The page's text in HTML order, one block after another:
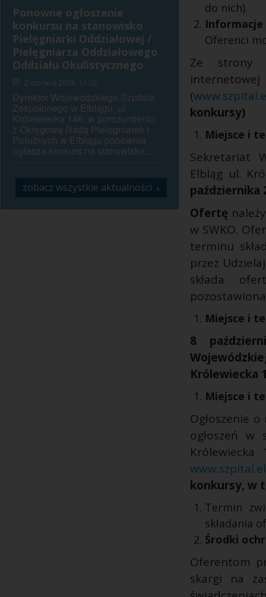
Ponowne ogłoszenie
konkursu na stanowisko
Pielęgniarki Oddziałowej /
Pielęgniarza Oddziałowego
Oddziału Okulistycznego
2 czerwca 2026, 11:02
Dyrektor Wojewódzkiego Szpitala
Zespolonego w Elblągu, ul.
Królewiecka 146, w porozumieniu
z Okręgową Radą Pielęgniarek i
Położnych w Elblągu ponownie
ogłasza konkurs na stanowisko...
zobacz wszystkie aktualności ›
do nich).
Oferenci
Ze strony
(
konkursy)
Miejsce i
Sekretariat
Elbląg ul.
października
Ofertę
w SWKO.
terminu
przez
składa
Miejsce i
8
Królewiecka
Miejsce i
Ogłoszenie
ogłoszeń w
konkursy, w
Termin
składania
Środki
Oferentom
skargi na